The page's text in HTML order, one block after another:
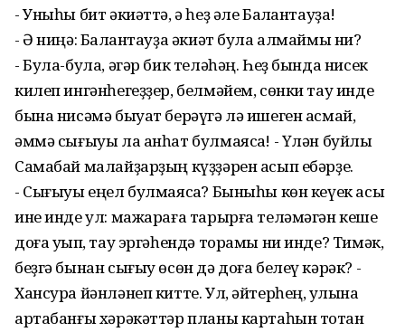
- Уныһы бит әкиәттә, ә һеҙ әле Балҡантауҙа!
- Ә ниңә: Балҡантауҙа әкиәт була алмаймы ни?
- Була-була, әгәр бик теләһәң. Һеҙ бында нисек
килеп ингәнһегеҙҙер, белмәйем, сөнки тау инде
бына нисәмә быуат берәүгә лә ишеген асмай,
әммә сығыуы ла анһат булмаясаҡ! - Үлән буйлыҡ
Самабай малайҙарҙың күҙҙәрен асып ебәрҙе.
- Сығыуы еңел булмаясаҡ? Быныһы көн кеүек асыҡ
ине инде ул: мажараға тарырға теләмәгән кеше
доға уҡып, тау эргәһендә торамы ни инде? Тимәк,
беҙгә бынан сығыу өсөн дә доға белеү кәрәк? -
Хансура йәнләнеп китте. Ул, әйтерһең, ҡулына
артабанғы хәрәкәттәр планы картаһын тотҡан